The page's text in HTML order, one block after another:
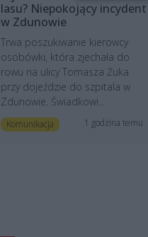
lasu? Niepokojący incydent
w Zdunowie
Trwa poszukiwanie kierowcy
osobówki, która zjechała do
rowu na ulicy Tomasza Żuka
przy dojeździe do szpitala w
Zdunowie. Świadkowi...
Komunikacja 1 godzina temu